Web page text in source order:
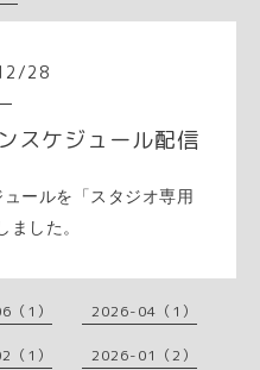
/28
スケジュール配信
ールを「スタジオ専用
ました。
1） 2026-04（1）
1） 2026-01（2）